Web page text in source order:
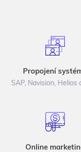
Propojení
SAP, Navision, Helios
Online